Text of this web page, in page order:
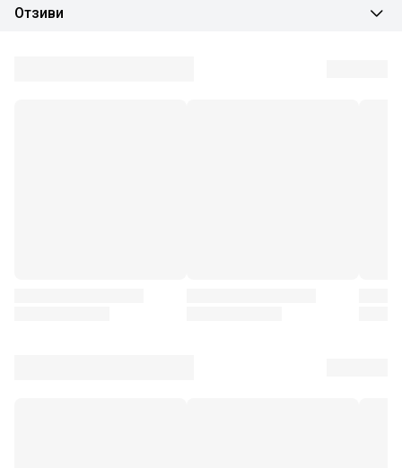
Отзиви